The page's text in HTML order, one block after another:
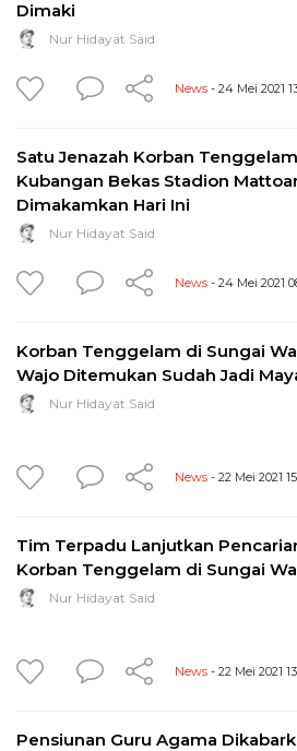
Dimaki
Nur Hidayat Said
News - 24 Mei 2021
Satu Jenazah Korban
Kubangan Bekas Stadion
Dimakamkan Hari Ini
Nur Hidayat Said
News - 24 Mei 2021
Korban Tenggelam di Sungai
Wajo Ditemukan Sudah Jadi
Nur Hidayat Said
News - 22 Mei 2021
Tim Terpadu Lanjutkan
Korban Tenggelam di Sungai
Nur Hidayat Said
News - 22 Mei 2021
Pensiunan Guru Agama